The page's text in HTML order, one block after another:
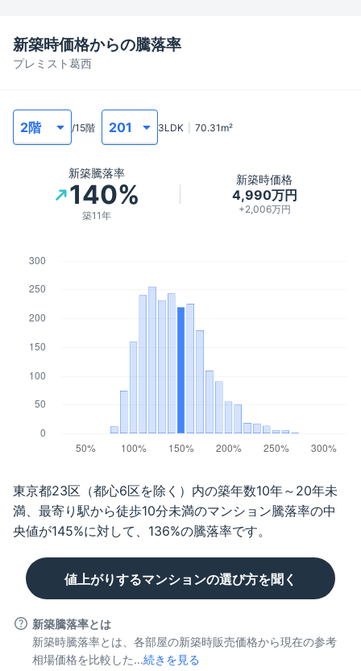
プレミスト葛西
新築時価格からの騰落率
/15階 3LDK 70.31 m²
新築騰落率
140%
築11年
新築時価格
4,990万円
+2,006万円
東京都23区（都心6区を除く） 内の築年数10年～20年未
満、最寄り駅から徒歩10分未満のマンション騰落率の中
央値が145%に対して、 136%の騰落率です。
値上がりするマンションの選び方を聞く
新築騰落率とは
新築時騰落率とは、各部屋の新築時販売価格から現在の参考
相場価格を比較した...続きを見る